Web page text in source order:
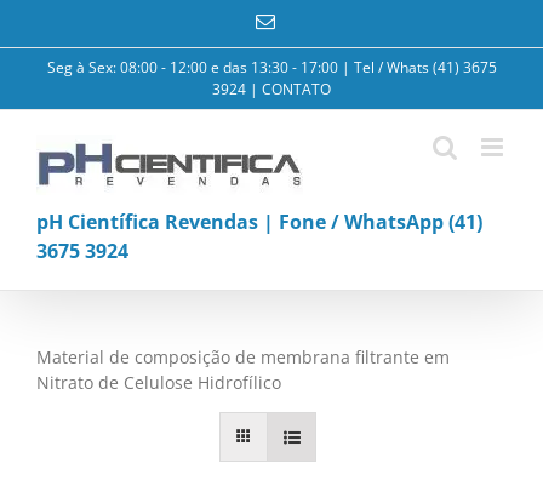
E-
Seg à Sex: 08:00 - 12:00 e das 13:30 - 17:00 | Tel / Whats (41) 3675
3924 | CONTATO
pH Científica Revendas | Fone / WhatsApp (41)
3675 3924
Material de composição de membrana filtrante em
Nitrato de Celulose Hidrofílico